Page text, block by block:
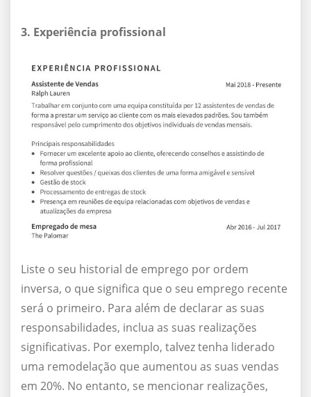
3. Experiência profissional
Liste o seu historial de emprego por ordem
inversa, o que significa que o seu emprego recente
será o primeiro. Para além de declarar as suas
responsabilidades, inclua as suas realizações
significativas. Por exemplo, talvez tenha liderado
uma remodelação que aumentou as suas vendas
em 20%. No entanto, se mencionar realizações,